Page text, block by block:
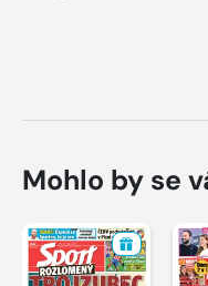
Mohlo by se